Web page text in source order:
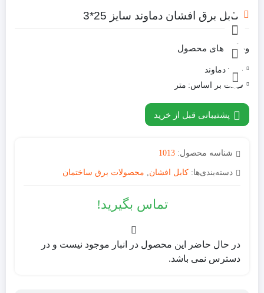
کابل برق افشان دماوند سایز 25*3
ویژگی های محصول
برند: دماوند
قیمت بر اساس: متر
پشتیبانی قبل از خرید
شناسه محصول: 1013
دسته‌بندی‌ها: کابل افشان محصولات برق ساختمان
تماس بگیرید!
در حال حاضر این محصول در انبار موجود نیست و در
دسترس نمی باشد.